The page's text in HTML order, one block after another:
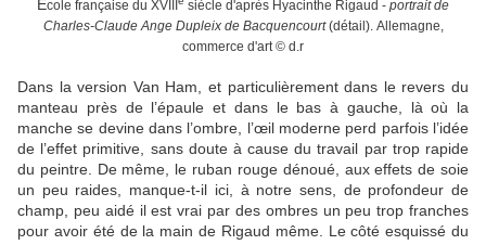
École française du XVIII siècle d'après Hyacinthe Rigaud - portrait de
Charles-Claude Ange Dupleix de Bacquencourt(détail). Allemagne,
commerce d'art © d.r
Dans la version Van Ham, et particulièrement dans le revers du
manteau près de l’épaule et dans le bas à gauche, là où la
manche se devine dans l’ombre, l’œil moderne perd parfois l’idée
de l’effet primitive, sans doute à cause du travail par trop rapide
du peintre. De même, le ruban rouge dénoué, aux effets de soie
un peu raides, manque-t-il ici, à notre sens, de profondeur de
champ, peu aidé il est vrai par des ombres un peu trop franches
pour avoir été de la main de Rigaud même. Le côté esquissé du